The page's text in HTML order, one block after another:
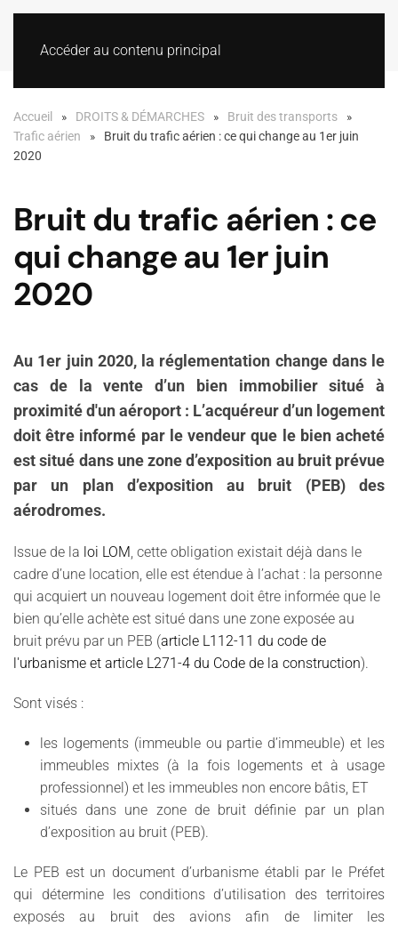
Accéder au contenu principal
Accueil DROITS & DÉMARCHES
Bruit des transports
Trafic aérien
Bruit du trafic aérien : ce qui change au 1er juin
2020
Bruit du trafic aérien : ce
qui change au 1er juin
2020
Au 1er juin 2020, la réglementation change dans le
cas de la vente d’un bien immobilier situé à
proximité d'un aéroport : L’acquéreur d’un logement
doit être informé par le vendeur que le bien acheté
est situé dans une zone d’exposition au bruit prévue
par un plan d’exposition au bruit (PEB) des
aérodromes.
Issue de la loi LOM, cette obligation existait déjà dans le
cadre d’une location, elle est étendue à l’achat : la personne
qui acquiert un nouveau logement doit être informée que le
bien qu’elle achète est situé dans une zone exposée au
bruit prévu par un PEB (article L112-11 du code de
l'urbanisme et article L271-4 du Code de la construction).
Sont visés :
les logements (immeuble ou partie d’immeuble) et les
immeubles mixtes (à la fois logements et à usage
professionnel) et les immeubles non encore bâtis, ET
situés dans une zone de bruit définie par un plan
d’exposition au bruit (PEB).
Le PEB est un document d’urbanisme établi par le Préfet
qui détermine les conditions d’utilisation des territoires
exposés au bruit des avions afin de limiter les